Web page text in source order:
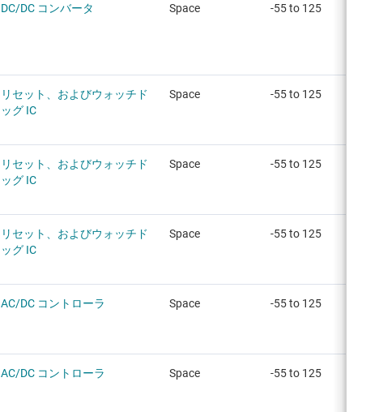
DC/DC コンバータ Space -55 to 125
リセット、およびウォッチド
ッグ IC
Space -55 to 125
リセット、およびウォッチド
ッグ IC
Space -55 to 125
リセット、およびウォッチド
ッグ IC
Space -55 to 125
AC/DC コントローラ Space -55 to 125
AC/DC コントローラ Space -55 to 125